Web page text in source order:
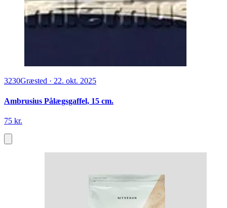
3230Græsted · 22. okt. 2025
Ambrusius Pålægsgaffel, 15 cm.
75 kr.